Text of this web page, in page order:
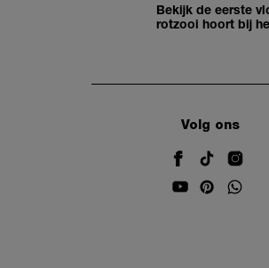
Bekijk de eerste
rotzooi hoort bij
Volg ons